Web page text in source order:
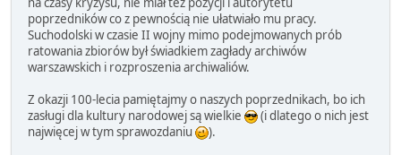
poprzedników co z pewnością nie ułatwiało mu pracy.
Suchodolski w czasie II wojny mimo podejmowanych prób
ratowania zbiorów był świadkiem zagłady archiwów
warszawskich i rozproszenia archiwaliów.
Z okazji 100-lecia pamiętajmy o naszych poprzednikach, bo ich
zasługi dla kultury narodowej są wielkie
(i dlatego o nich jest
najwięcej w tym sprawozdaniu
).